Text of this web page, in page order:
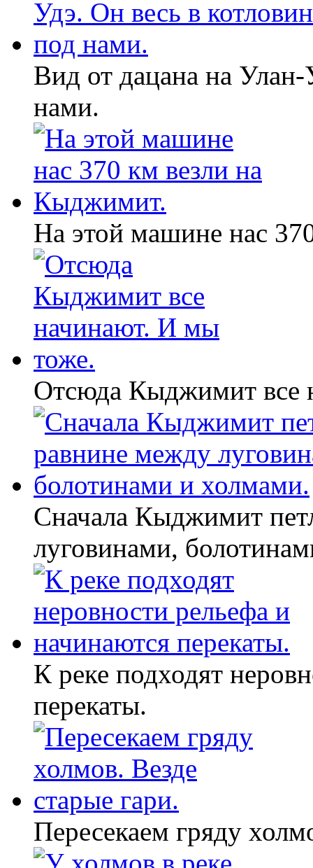
Вид от дацана на
нами.
На этой машине нас
Отсюда Кыджимит все
Сначала Кыджимит
луговинами,
К реке подходят
перекаты.
Пересекаем гряду